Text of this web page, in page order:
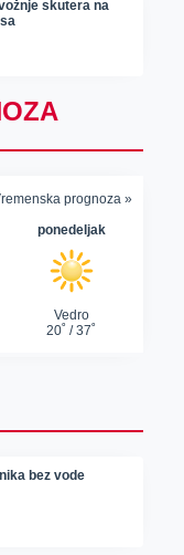
skutera na
bez vode